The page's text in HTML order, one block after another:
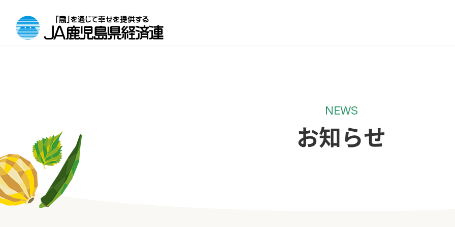
NEWS
お知らせ